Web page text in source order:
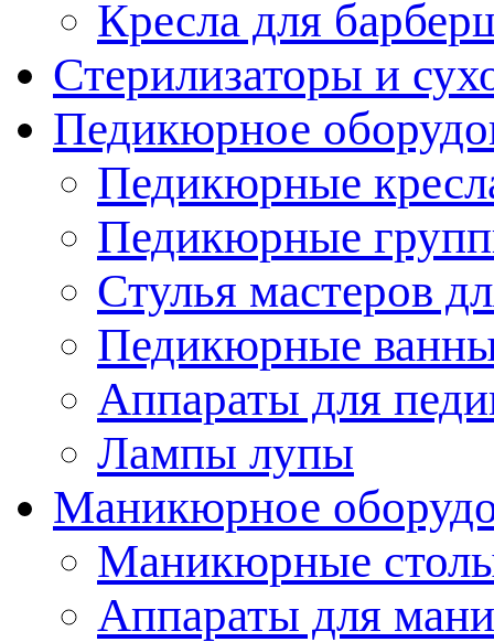
Кресла для
Стерилизаторы и
Педикюрное
Педикюрные
Педикюрные
Стулья мастеров
Педикюрные
Аппараты для
Лампы лупы
Маникюрное
Маникюрные
Аппараты для